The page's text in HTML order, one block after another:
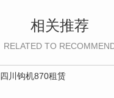
相关推荐
RELATED TO
四川钩机870租赁